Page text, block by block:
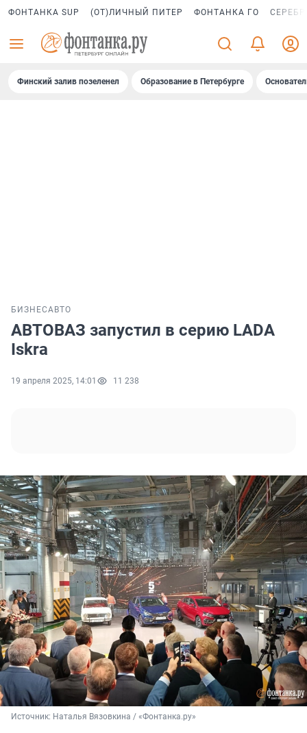
ФОНТАНКА SUP (ОТ)ЛИЧНЫЙ ПИТЕР ФОНТАНКА ГО
Финский залив позеленел Образование в Петербурге
БИЗНЕСАВТО
АВТОВАЗ запустил в серию LADA
Iskra
19 апреля 2025, 14:01 11 238
Источник: Наталья Вязовкина / «Фонтанка.ру»